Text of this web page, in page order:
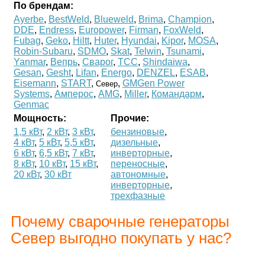
По брендам:
Ayerbe, BestWeld, Blueweld, Brima, Champion,
DDE, Endress, Europower, Firman, FoxWeld,
Fubag, Geko, Hiltt, Huter, Hyundai, Kipor, MOSA,
Robin-Subaru, SDMO, Skat, Telwin, Tsunami,
Yanmar, Вепрь, Сварог, ТСС, Shindaiwa,
Gesan, Gesht, Lifan, Energo, DENZEL, ESAB,
Eisemann, START, Север, GMGen Power
Systems, Амперос, AMG, Miller, Командарм,
Genmac
Мощность:
1,5 кВт, 2 кВт, 3 кВт,
4 кВт, 5 кВт, 5,5 кВт,
6 кВт, 6,5 кВт, 7 кВт,
8 кВт, 10 кВт, 15 кВт,
20 кВт, 30 кВт
Прочие:
бензиновые,
дизельные,
инверторные,
переносные,
автономные,
инверторные,
трехфазные
Почему сварочные генераторы
Север выгодно покупать у нас?